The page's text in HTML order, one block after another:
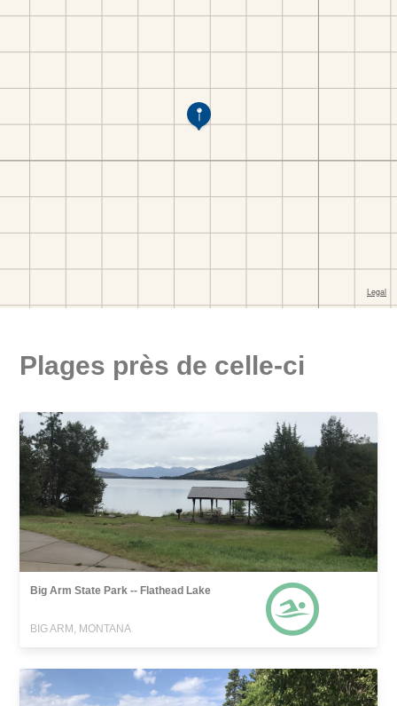
Plages près de celle-ci
Big Arm State Park -- Flathead Lake
BIG ARM, MONTANA